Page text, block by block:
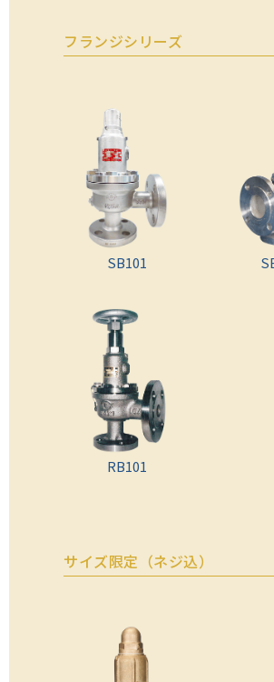
フランジシリーズ
SB101
RB101
サイズ限定（ネジ込）